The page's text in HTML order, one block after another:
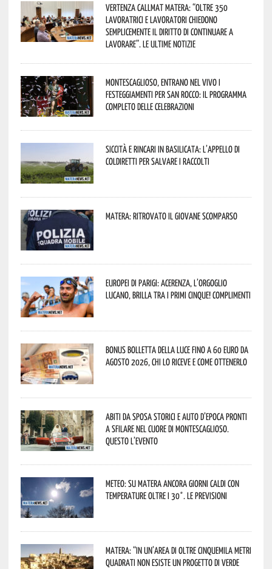
Vertenza CallMat Matera: “Oltre 350
lavoratrici e lavoratori chiedono
semplicemente il diritto di continuare a
lavorare”. Le ultime notizie
Montescaglioso, entrano nel vivo i
festeggiamenti per San Rocco: il programma
completo delle celebrazioni
Siccità e rincari in Basilicata: l’appello di
Coldiretti per salvare i raccolti
Matera: ritrovato il giovane scomparso
Europei di Parigi: Acerenza, l’orgoglio
lucano, brilla tra i primi cinque! Complimenti
Bonus bolletta della luce fino a 60 euro da
agosto 2026, chi lo riceve e come ottenerlo
Abiti da sposa storici e auto d’epoca pronti
a sfilare nel cuore di Montescaglioso.
Questo l’evento
Meteo: su Matera ancora giorni caldi con
temperature oltre i 30°. Le previsioni
Matera: “In un’area di oltre cinquemila metri
quadrati non esiste un progetto di verde